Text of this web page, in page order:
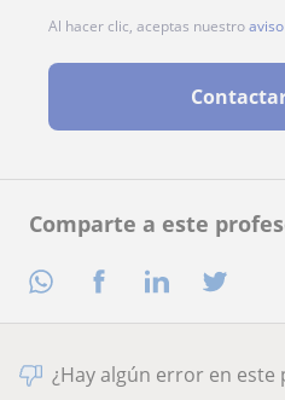
Comparte a este
Al hacer clic, aceptas nuestro
¿Hay algún error en este